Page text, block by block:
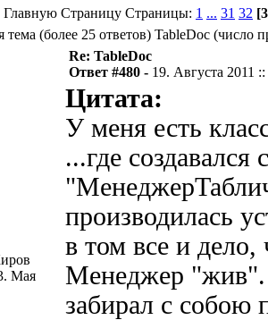
Страницы: 1 ... 31 32
TableDoc (число
Мая
Re: TableDoc
Ответ #480 - 19. Августа 2011
Цитата:
У меня есть
...где создавался
производилась
в том все и дело,
Менеджер "жив".
забирал с собою